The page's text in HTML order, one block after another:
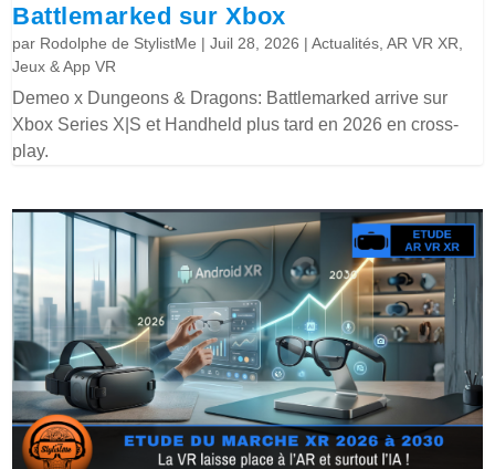
Battlemarked sur Xbox
par Rodolphe de StylistMe |Juil 28, 2026 |Actualités ,AR VR XR
Jeux & App VR
Demeo x Dungeons & Dragons: Battlemarked arrive sur
Xbox Series X|S et Handheld plus tard en 2026 en cross-
play.